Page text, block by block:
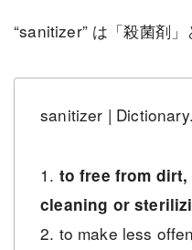
“sanitizer” は「殺菌剤」
sanitizer |
1. to free from
cleaning or
2. to make less